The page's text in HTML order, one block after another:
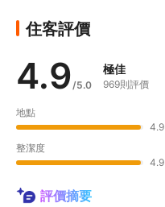
住客評價
4.9/5.0
極佳
969則評價
地點
4.9
整潔度
4.9
評價摘要